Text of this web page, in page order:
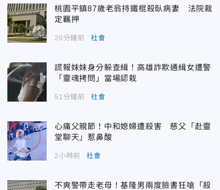
桃園平鎮87歲老翁持鐵棍殺臥病妻 法院裁
定羈押
20分鐘前 社會
謊報妹妹身分躲查緝！高雄詐欺通緝女遭警
「靈魂拷問」當場認栽
51分鐘前 社會
心痛父親節！中和媳婦遭殺害 慈父「赴靈
堂聊天」惹鼻酸
2小時前 社會
不爽警帶走老母！基隆男兩度臉書狂嗆「殺